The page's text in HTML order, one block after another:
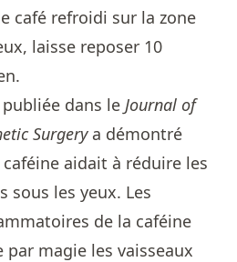
café refroidi sur la zone
laisse reposer 10
publiée dans le Journal of
Surgerya démontré
caféine aidait à réduire les
sous les yeux. Les
de la caféine
magie les vaisseaux